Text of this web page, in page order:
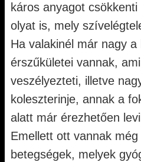
káros anyagot
olyat is, mely
Ha valakinél már nagy a
érszűkületei vannak,
veszélyezteti, illetve
koleszterinje, annak a
alatt már érezhetően
Emellett ott vannak
betegségek, melyek